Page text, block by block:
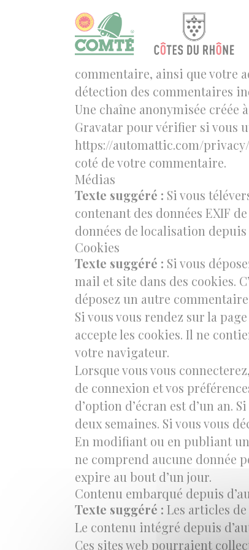
Cookies management panel
Texte suggéré : L’adresse
Commentaires
Texte suggéré :Quand vous
commentaire, ainsi que votre
détection des commentaires
Une chaîne anonymisée créée
Gravatar pour vérifier si vous
https://automattic.com/
coté de votre commentaire.
Médias
Texte suggéré : Si vous
contenant des données EXIF
données de localisation depuis
Cookies
Texte suggéré : Si vous
mail et site dans des cookies.
déposez un autre
Si vous vous rendez sur la
accepte les cookies. Il ne
votre navigateur.
Lorsque vous vous
de connexion et vos
d’option d’écran est d’un an.
deux semaines. Si vous vous
En modifiant ou en publiant
ne comprend aucune donnée
expire au bout d’un jour.
Contenu embarqué depuis
Texte suggéré : Les articles
Le contenu intégré depuis
Ces sites web pourraient